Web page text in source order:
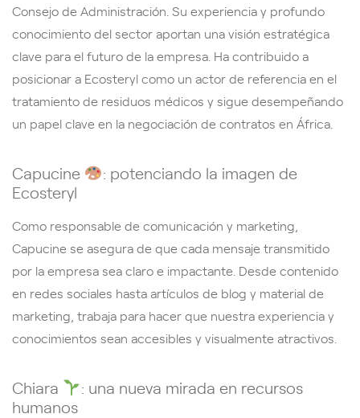
Consejo de Administración. Su experiencia y profundo
conocimiento del sector aportan una visión estratégica
clave para el futuro de la empresa. Ha contribuido a
posicionar a Ecosteryl como un actor de referencia en el
tratamiento de residuos médicos y sigue desempeñando
un papel clave en la negociación de contratos en África.
Capucine
: potenciando la imagen de
Ecosteryl
Como responsable de comunicación y marketing,
Capucine se asegura de que cada mensaje transmitido
por la empresa sea claro e impactante. Desde contenido
en redes sociales hasta artículos de blog y material de
marketing, trabaja para hacer que nuestra experiencia y
conocimientos sean accesibles y visualmente atractivos.
Chiara
: una nueva mirada en recursos
humanos